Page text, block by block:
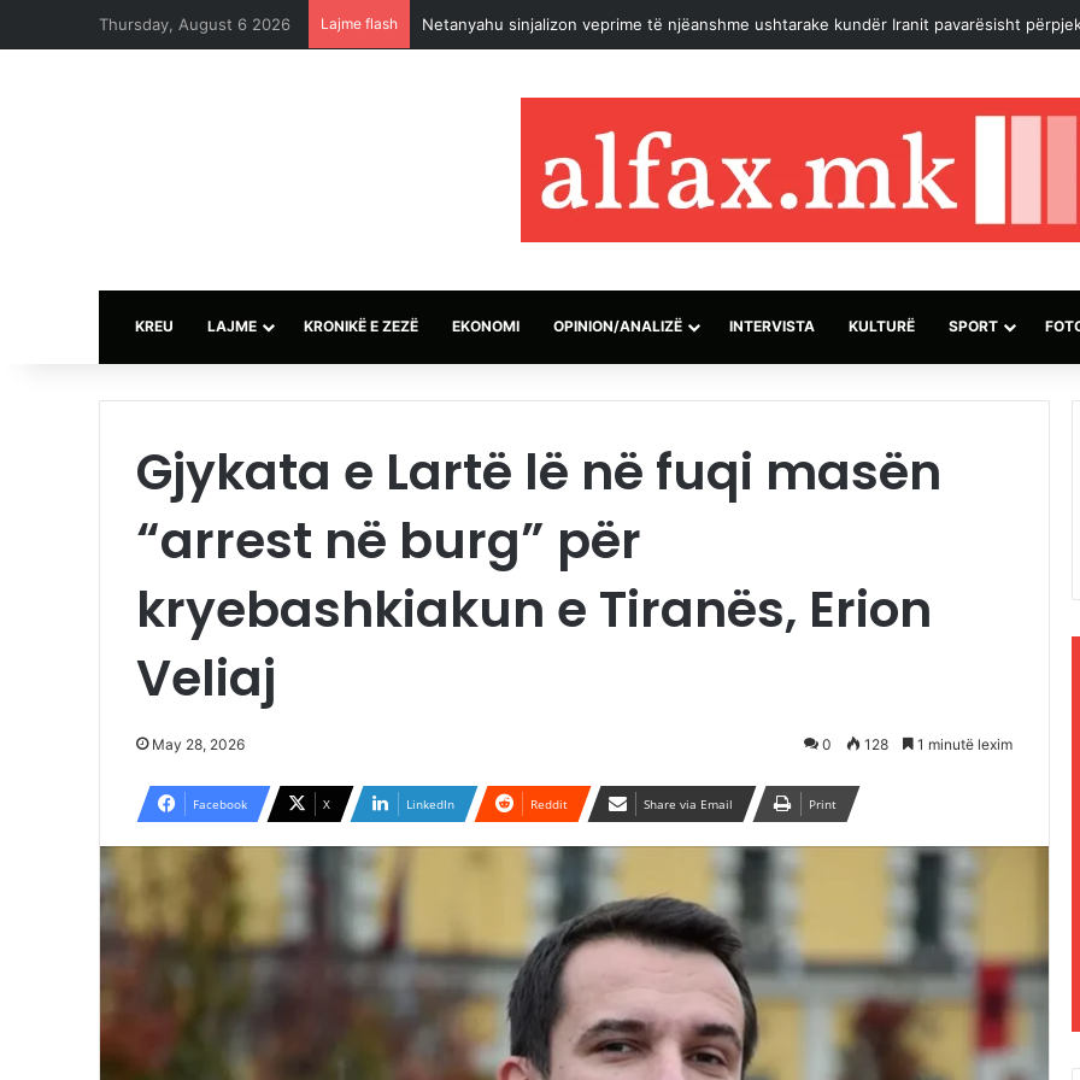
Thursday, August 6 2026 Lajme flash Netanyahu sinjalizon veprime të njëanshme ushtarake kundër Iranit pavarësisht
KREU LAJME KRONIKË E ZEZË EKONOMI OPINION/ANALIZË INTERVISTA KULTURË SPORT
Gjykata e Lartë lë në fuqi masën
“arrest në burg” për
kryebashkiakun e Tiranës, Erion
Veliaj
May 28, 2026 0 128 1 minutë lexim
Facebook X LinkedIn Reddit Share via Email Print